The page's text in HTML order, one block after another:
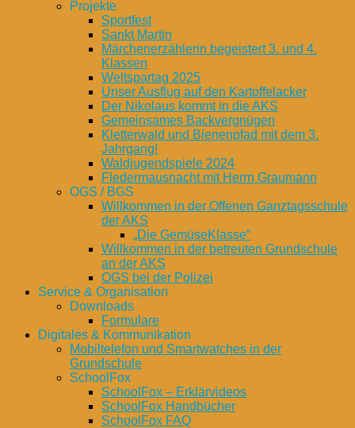
Projekte
Sportfest
Sankt Martin
Märchenerzählerin begeistert 3. und 4.
Klassen
Weltspartag 2025
Unser Ausflug auf den Kartoffelacker
Der Nikolaus kommt in die AKS
Gemeinsames Backvergnügen
Kletterwald und Bienenpfad mit dem 3.
Jahrgang!
Waldjugendspiele 2024
Fledermausnacht mit Herrn Graumann
OGS / BGS
Willkommen in der Offenen Ganztagsschule
der AKS
„Die GemüseKlasse“
Willkommen in der betreuten Grundschule
an der AKS
OGS bei der Polizei
Service & Organisation
Downloads
Formulare
Digitales & Kommunikation
Mobiltelefon und Smartwatches in der
Grundschule
SchoolFox
SchoolFox – Erklärvideos
SchoolFox Handbücher
SchoolFox FAQ